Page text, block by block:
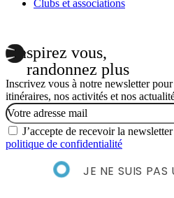
Clubs et associations
Inspirez vous,
randonnez plus
Inscrivez vous à notre newsletter
itinéraires, nos activités et nos
Email
J’accepte de recevoir la
politique de confidentialité
JE NE SUIS PAS